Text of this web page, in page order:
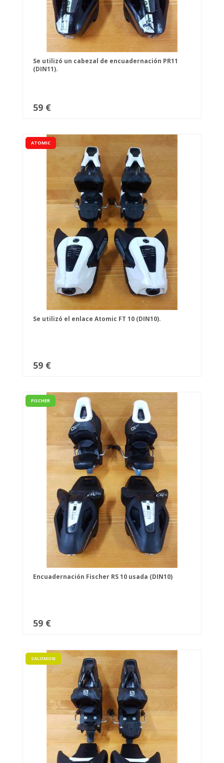
Se utilizó un cabezal de encuadernación PR11
(DIN11).
59 €
ATOMIC
Se utilizó el enlace Atomic FT 10 (DIN10).
59 €
FISCHER
Encuadernación Fischer RS 10 usada (DIN10)
59 €
SALOMON